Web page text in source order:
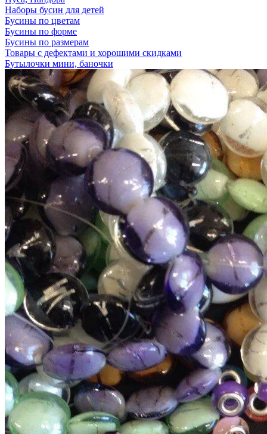
Наборы бусин для детей
Бусины по цветам
Бусины по форме
Бусины по размерам
Товары с дефектами и хорошими скидками
Бутылочки мини, баночки